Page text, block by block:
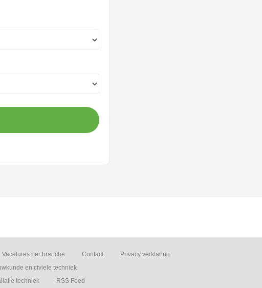
Vacatures per branche Contact
Privacy verklaring
en civiele techniek
techniek RSS Feed